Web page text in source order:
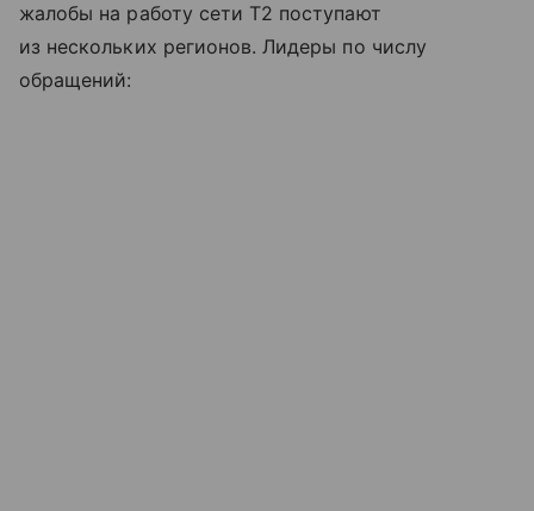
жалобы на работу сети T2 поступают
из нескольких регионов. Лидеры по числу
обращений: